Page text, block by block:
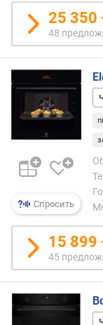
о
г
м
т
д
о
о
г
и
х
к
д
ш
25 350
48
Спросить
15 899
45